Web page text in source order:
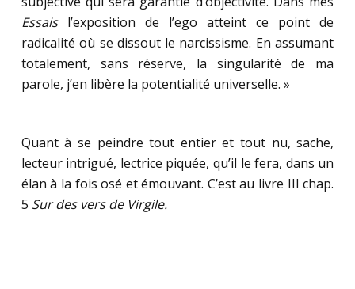
Essaisl’exposition de l’ego atteint ce point de
radicalité où se dissout le narcissisme. En assumant
totalement, sans réserve, la singularité de ma
parole, j’en libère la potentialité universelle. »
Quant à se peindre tout entier et tout nu, sache,
lecteur intrigué, lectrice piquée, qu’il le fera, dans un
élan à la fois osé et émouvant. C’est au livre III chap.
5 Sur des vers de Virgile.